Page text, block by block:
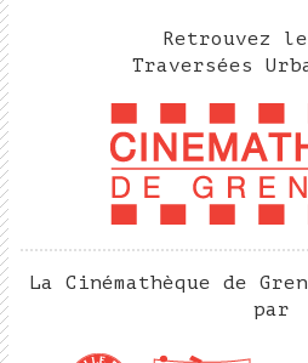
Retrouvez
Traversées
La Cinémathèque de
par